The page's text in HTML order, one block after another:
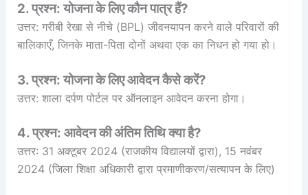
2. प्रश्न: योजना के लिए कौन पात्र हैं?
उत्तर: गरीबी रेखा से नीचे (BPL) जीवनयापन करने वाले परिवारों की
बालिकाएँ, जिनके माता-पिता दोनों अथवा एक का निधन हो गया हो।
3. प्रश्न: योजना के लिए आवेदन कैसे करें?
उत्तर: शाला दर्पण पोर्टल पर ऑनलाइन आवेदन करना होगा।
4. प्रश्न: आवेदन की अंतिम तिथि क्या है?
उत्तर: 31 अक्टूबर 2024 (राजकीय विद्यालयों द्वारा), 15 नवंबर
2024 (जिला शिक्षा अधिकारी द्वारा प्रमाणीकरण/सत्यापन के लिए)